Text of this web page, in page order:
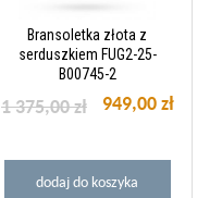
Bransoletka złota z
serduszkiem FUG2-25-
B00745-2
949,00 zł
1 375,00 zł
dodaj do koszyka